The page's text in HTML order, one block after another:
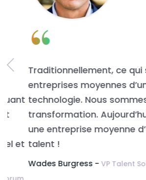
“
Traditionnellement, ce qui
entreprises moyennes d’une
technologie. Nous sommes au
transformation. Aujourd’hui,
une entreprise moyenne
talent !
Wades Burgress -VP Talent